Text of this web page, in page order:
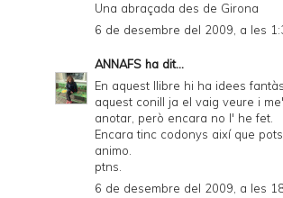
Una abraçada des de Girona
6 de desembre del 2009, a les
ANNAFS ha dit...
En aquest llibre hi ha idees
aquest conill ja el vaig veure i
anotar, però encara no l' he fet.
Encara tinc codonys així que
animo.
ptns.
6 de desembre del 2009, a les